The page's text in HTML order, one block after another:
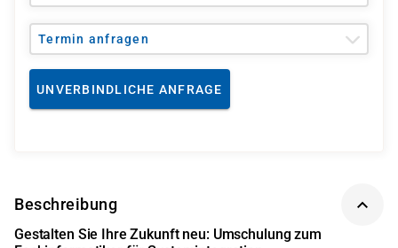
Termin anfragen
UNVERBINDLICHE ANFRAGE
Beschreibung
Gestalten Sie Ihre Zukunft neu: Umschulung zum